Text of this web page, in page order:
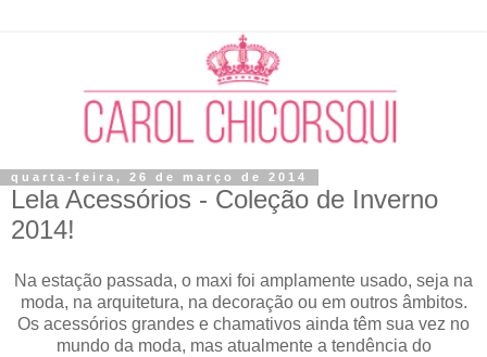
quarta-feira, 26 de março de 2014
Lela Acessórios - Coleção de Inverno
2014!
Na estação passada, o maxi foi amplamente usado, seja na
moda, na arquitetura, na decoração ou em outros âmbitos.
Os acessórios grandes e chamativos ainda têm sua vez no
mundo da moda, mas atualmente a tendência do